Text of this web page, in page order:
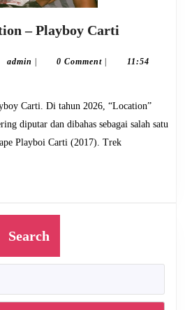
– Playboy Carti
Location
Carti
admin admin 0 Comment
11:54
diputar dan dibahas sebagai salah satu
Playboi Carti (2017). Trek
Search